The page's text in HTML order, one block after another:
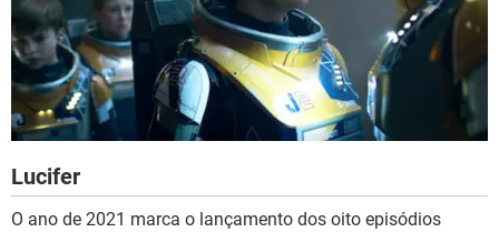
Lucifer
O ano de 2021 marca o lançamento dos oito episódios